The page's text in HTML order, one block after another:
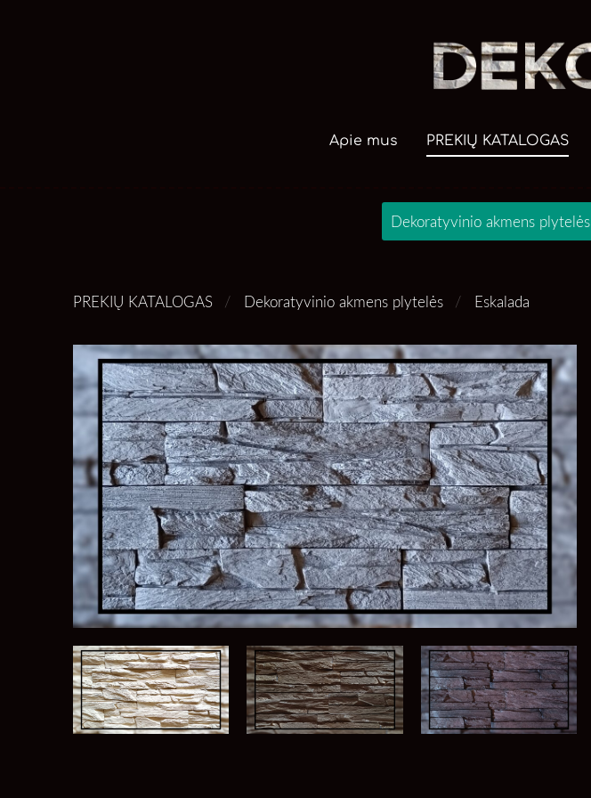
Apie mus PREKIŲ KATALOGAS
Dekoratyvinio akmens plytelės
PREKIŲ KATALOGAS Dekoratyvinio akmens plytelės Eskalada